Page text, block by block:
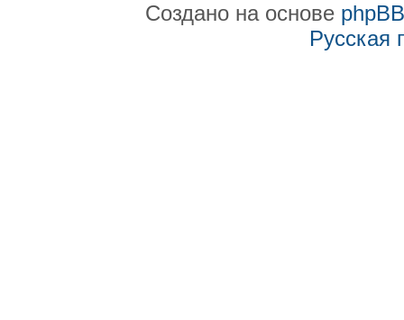
Создано на основе phpBB
Русская